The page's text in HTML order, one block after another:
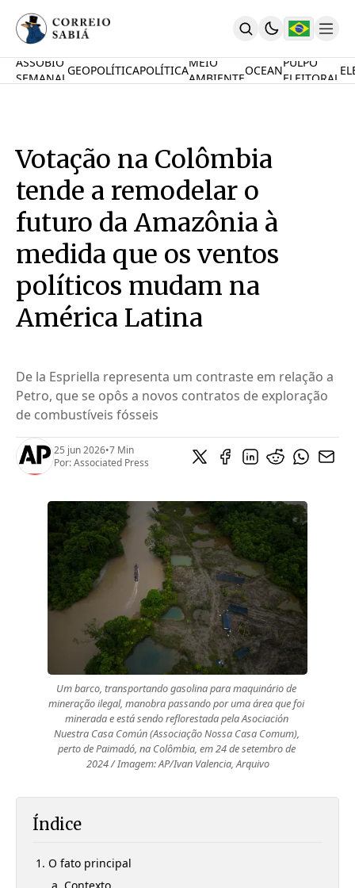
Comunidade
MauriNews
Contrate
Quem Somos
English
Inovações
Desafio Oceânico
Imposto De Renda
Calcule O Carbono
Calcule A Poupança
PARTICIPE
ASSOBIO
SEMANAL
GEOPOLÍTICAPOLÍTICA
MEIO
AMBIENTE
OCEAN
PULPO
ELEITORAL
Votação na Colômbia
tende a remodelar o
futuro da Amazônia à
medida que os ventos
políticos mudam na
América Latina
De la Espriella representa um contraste em relação a
Petro, que se opôs a novos contratos de exploração
de combustíveis fósseis
25 jun 2026•7 Min
Por:Associated Press
Um barco, transportando gasolina para maquinário de
mineração ilegal, manobra passando por uma área que foi
minerada e está sendo reflorestada pela Asociación
Nuestra Casa Común (Associação Nossa Casa Comum),
perto de Paimadó, na Colômbia, em 24 de setembro de
2024 / Imagem: AP/Ivan Valencia, Arquivo
Índice
O fato principal